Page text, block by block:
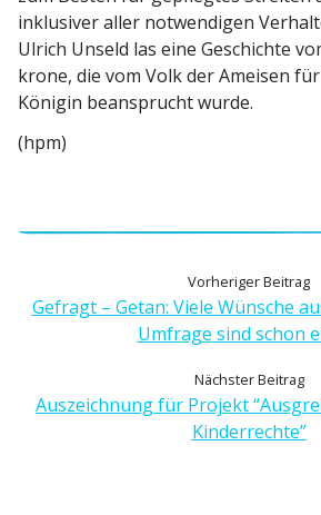
inklu­siver aller notwen­digen
Ulrich Unseld las eine Geschichte
krone, die vom Volk der Ameisen
Königin beansprucht wurde.
(hpm)
e
Vorheriger BeitragV
o
r
r
Gefragt – Getan: Viele Wünsche
Umfrage sind schon
Nächster BeitragN
ä
c
Auszeichnung für Projekt
Kinderrechte”